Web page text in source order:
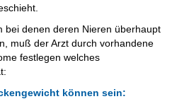
bei denen deren Nieren überhaupt
muß der Arzt durch vorhandene
festlegen welches
können sein: